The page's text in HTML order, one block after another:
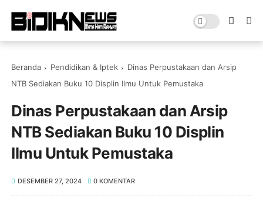
Beranda Pendidikan & Iptek
Dinas Perpustakaan dan Arsip
NTB Sediakan Buku 10 Displin Ilmu Untuk Pemustaka
Dinas Perpustakaan dan Arsip
NTB Sediakan Buku 10 Displin
Ilmu Untuk Pemustaka
DESEMBER 27, 2024 0 KOMENTAR